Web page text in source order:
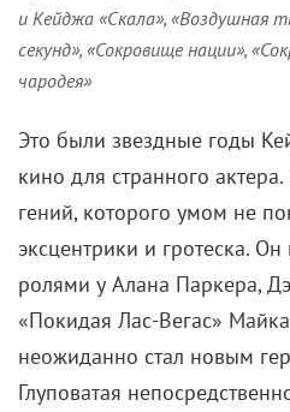
и Кейджа «Скала», «Воздушная
секунд», «Сокровище нации»,
чародея»
Это были звездные годы
кино для странного
гений, которого умом не
эксцентрики и гротеска.
ролями у Алана Паркера,
«Покидая Лас-Вегас»
неожиданно стал новым
Глуповатая